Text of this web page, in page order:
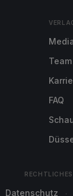
Team
FAQ
RECHTLICHES
Datenschutz